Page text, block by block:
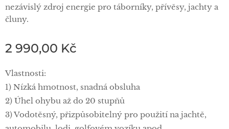
nezávislý zdroj energie pro táborníky, přívěsy, jachty a
čluny.
2 990,00 Kč
Vlastnosti:
1) Nízká hmotnost, snadná obsluha
2) Úhel ohybu až do 20 stupňů
3) Vodotěsný, přizpůsobitelný pro použití na jachtě,